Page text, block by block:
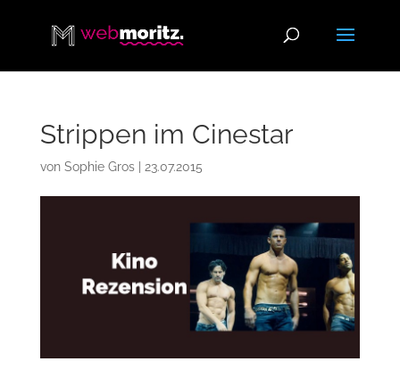
Strippen im Cinestar
von Sophie Gros| 23.07.2015